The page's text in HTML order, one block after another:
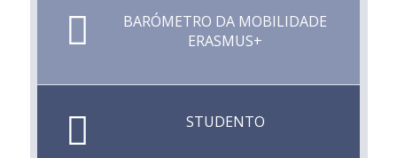
BARÓMETRO DA MOBILIDADE
ERASMUS+
STUDENTO